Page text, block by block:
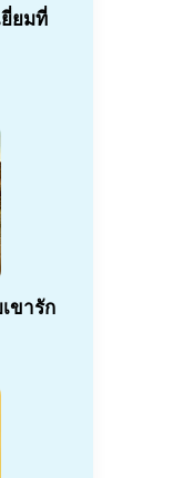
ยมที่
ขารัก